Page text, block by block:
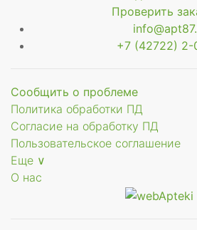
Проверить
+7 (42722) 2-
Сообщить о проблеме
Политика обработки ПД
Согласие на обработку ПД
Пользовательское соглашение
Еще ∨
О нас